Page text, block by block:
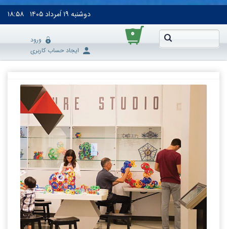
دوشنبه ۱۹ اَمرداد ۱۴۰۵ ۱۸:۵۸
۰
ورود
ایجاد حساب کاربری